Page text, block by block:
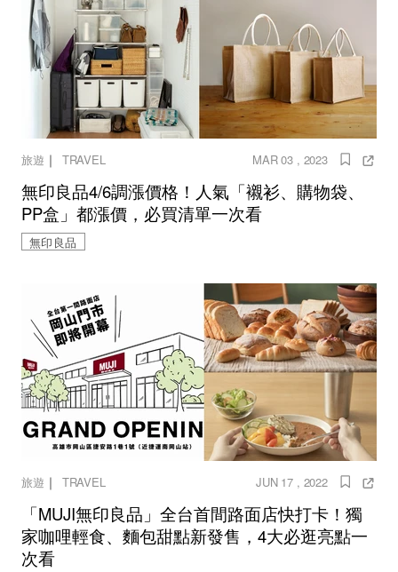
旅遊 ｜ TRAVEL MAR 03 , 2023
無印良品4/6調漲價格！人氣「襯衫、購物袋、
PP盒」都漲價，必買清單一次看
無印良品
旅遊 ｜ TRAVEL JUN 17 , 2022
「MUJI無印良品」全台首間路面店快打卡！獨
家咖哩輕食、麵包甜點新發售，4大必逛亮點一
次看